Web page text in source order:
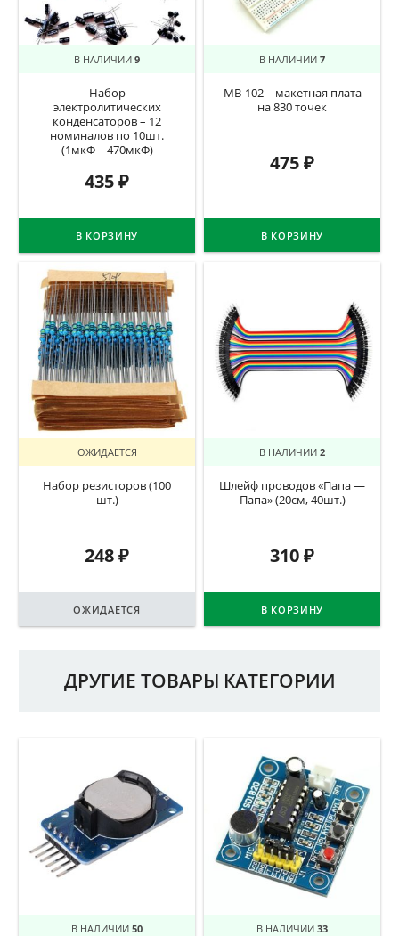
В НАЛИЧИИ 9
Набор
электролитических
конденсаторов – 12
номиналов по 10шт.
(1мкФ – 470мкФ)
435₽
В КОРЗИНУ
В НАЛИЧИИ 7
MB-102 – макетная плата
на 830 точек
475₽
В КОРЗИНУ
ОЖИДАЕТСЯ
Набор резисторов (100
шт.)
248₽
ОЖИДАЕТСЯ
В НАЛИЧИИ 2
Шлейф проводов «Папа —
Папа» (20см, 40шт.)
310₽
В КОРЗИНУ
ДРУГИЕ ТОВАРЫ КАТЕГОРИИ
В НАЛИЧИИ 50 В НАЛИЧИИ 33